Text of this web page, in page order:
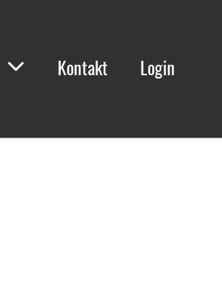
Kontakt Login